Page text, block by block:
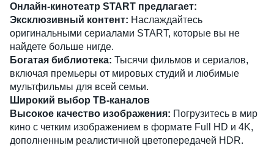
Онлайн-кинотеатр START предлагает:
Эксклюзивный контент: Наслаждайтесь
оригинальными сериалами START, которые вы не
найдете больше нигде.
Богатая библиотека: Тысячи фильмов и сериалов,
включая премьеры от мировых студий и любимые
мультфильмы для всей семьи.
Широкий выбор ТВ-каналов
Высокое качество изображения: Погрузитесь в мир
кино с четким изображением в формате Full HD и 4K,
дополненным реалистичной цветопередачей HDR.